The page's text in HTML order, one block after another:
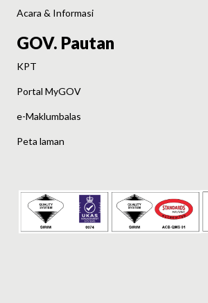
Acara & Informasi
GOV. Pautan
KPT
Portal MyGOV
e-Maklumbalas
Peta laman